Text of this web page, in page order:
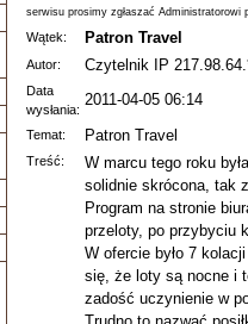
serwisu prosimy zgłaszać Administratorowi
Wątek: Patron Travel
Autor: Czytelnik IP
Data
wysłania:
2011-04-05 06:14
Temat: Patron Travel
Treść:
W marcu tego roku
solidnie skrócona, tak
Program na stronie
przeloty, po przybyciu
W ofercie było 7
się, że loty są nocne i
zadość uczynienie w